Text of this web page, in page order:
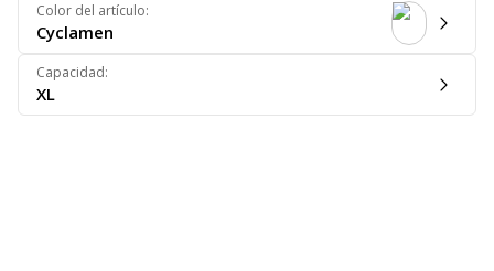
Color del artículo:
Cyclamen
Capacidad:
XL